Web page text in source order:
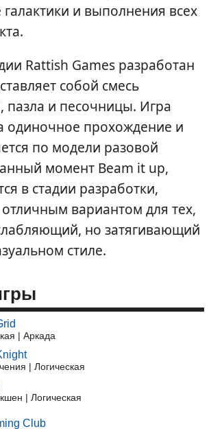
галактики и выполнения всех
Rattish Games разработан
собой смесь
пазла и песочницы. Игра
одиночное прохождение и
по модели разовой
момент Beam it up,
в стадии разработки,
вариантом для тех,
но затягивающий
стиле.
| Аркада
| Логическая
| Логическая
Club